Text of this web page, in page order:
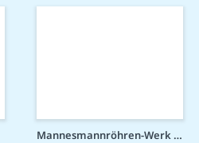
Mannesmannröhren-Werk GmbH